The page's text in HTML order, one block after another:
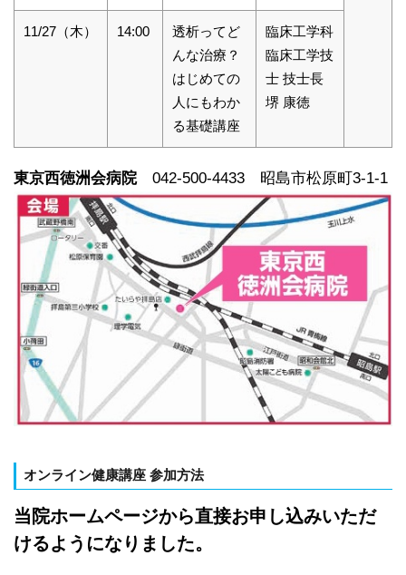
11/27（木） 14:00
透析ってど
んな治療？
はじめての
人にもわか
る基礎講座
臨床工学科
臨床工学技
士 技士長
堺 康徳
東京西徳洲会病院042-500-4433 昭島市松原町3-1-1
オンライン健康講座 参加方法
当院ホームページから直接お申し込みいただ
けるようになりました。